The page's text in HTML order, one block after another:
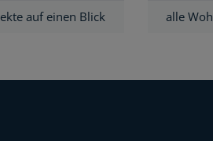
auf einen Blick alle